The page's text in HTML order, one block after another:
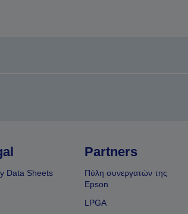
Data Sheets
Partners
Πύλη συνεργατών της
Epson
LPGA